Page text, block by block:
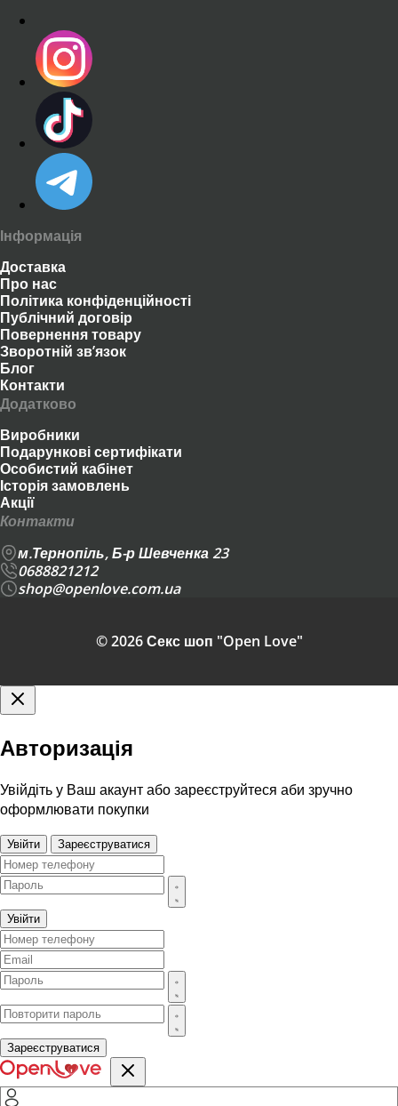
Інформація
Доставка
Про нас
Політика конфіденційності
Публічний договір
Повернення товару
Зворотній зв’язок
Блог
Контакти
Додатково
Виробники
Подарункові сертифікати
Особистий кабінет
Історія замовлень
Акції
Контакти
м.Тернопіль, Б-р Шевченка 23
0688821212
shop@openlove.com.ua
© 2026 Секс шоп "Open Love"
Авторизація
Увійдіть у Ваш акаунт або зареєструйтеся аби зручно
оформлювати покупки
Увійти Зареєструватися
Увійти
Зареєструватися